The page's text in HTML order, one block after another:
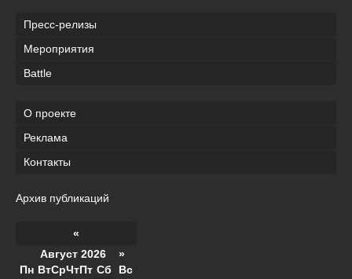
Пресс-релизы
Мероприятия
Battle
О проекте
Реклама
Контакты
Архив публикаций
«
Август 2026 »
Пн ВтСрЧтПт Сб Вс